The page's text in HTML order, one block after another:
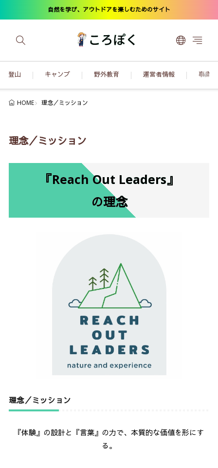
自然を学び、アウトドアを楽しむためのサイト
登山 キャンプ 野外教育 運営者情報 事業
HOME 理念／ミッション
理念／ミッション
『Reach Out Leaders』
の理念
理念／ミッション
『体験』の設計と『言葉』の力で、本質的な価値を形にす
る。